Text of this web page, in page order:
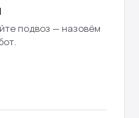
подвоз — назовём